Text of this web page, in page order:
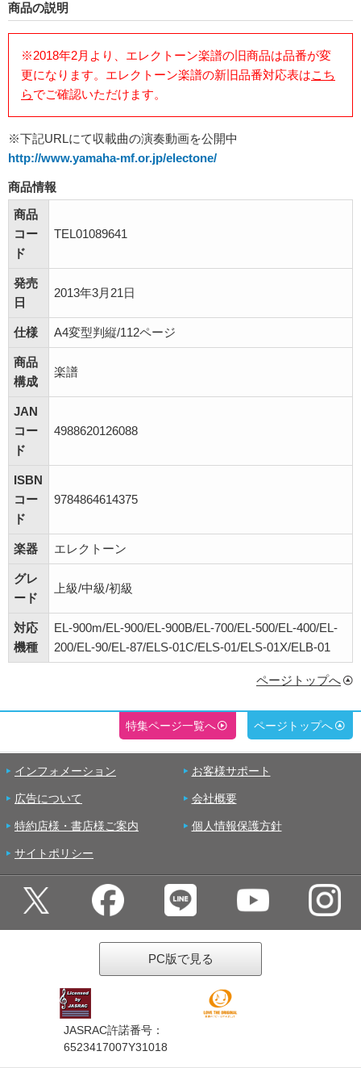
商品の説明
※2018年2月より、エレクトーン楽譜の旧商品は品番が変
更になります。エレクトーン楽譜の新旧品番対応表はこち
らでご確認いただけます。
※下記URLにて収載曲の演奏動画を公開中
http://www.yamaha-mf.or.jp/electone/
商品情報
商品
コー
ド
TEL01089641
発売
日
2013年3月21日
仕様 A4変型判縦/112ページ
商品
構成
楽譜
JAN
コー
ド
4988620126088
ISBN
コー
ド
9784864614375
楽器 エレクトーン
グレ
ード
上級/中級/初級
対応
機種
EL-900m/EL-900/EL-900B/EL-700/EL-500/EL-400/EL-
200/EL-90/EL-87/ELS-01C/ELS-01/ELS-01X/ELB-01
ページトップへ
特集ページ一覧へ ページトップへ
インフォメーション お客様サポート
広告について 会社概要
特約店様・書店様ご案内 個人情報保護方針
サイトポリシー
PC版で見る
JASRAC許諾番号：
6523417007Y31018